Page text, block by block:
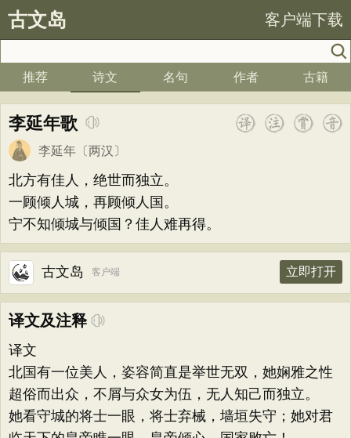
古文岛 客户端下载
推荐 诗文 名句 作者 古籍
李延年歌
李延年 〔两汉〕
北方有佳人，绝世而独立。
一顾倾人城，再顾倾人国。
宁不知倾城与倾国？佳人难再得。
古文岛 客户端 立即打开
译文及注释
译文
北国有一位美人，姿容简直是举世无双，她娴雅之性
超俗而出众，不屑与众女为伍，无人知己而独立。
她看守城的将士一眼，将士弃械，墙垣失守；她对君